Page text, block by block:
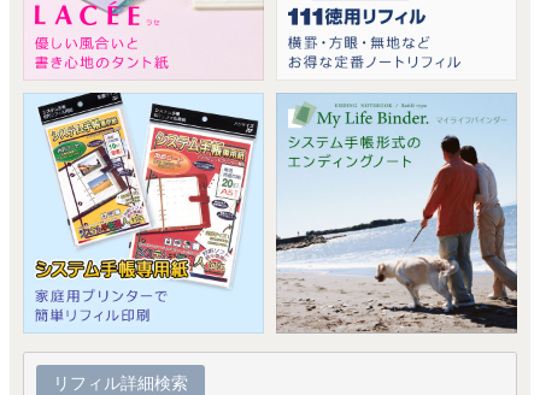
リフィル詳細検索